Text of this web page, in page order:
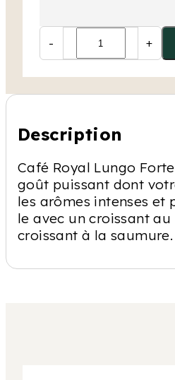
- +
Description
Café Royal Lungo
goût puissant dont
les arômes intenses et
le avec un croissant
croissant à la saumure.